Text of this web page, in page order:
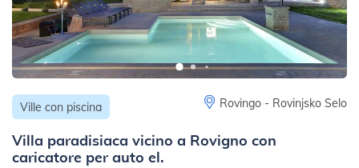
Ville con piscina Rovingo - Rovinjsko Selo
Villa paradisiaca vicino a Rovigno con
caricatore per auto el.